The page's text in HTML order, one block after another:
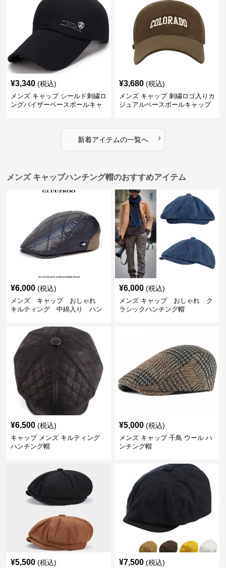
¥3,340 (税込)
メンズ キャップ シールド刺繍ロ
ングバイザーベースボールキャ
¥3,680 (税込)
メンズ キャップ 刺繍ロゴ入りカ
ジュアルベースボールキャップ
新着アイテムの一覧へ ›
メンズ キャップハンチング帽のおすすめアイテム
¥6,000 (税込)
メンズ キャップ おしゃれ
キルティング 中綿入り ハン
¥6,000 (税込)
メンズ キャップ おしゃれ ク
ラシックハンチング帽
¥6,500 (税込)
キャップ メンズ キルティング
ハンチング帽
¥5,000 (税込)
メンズ キャップ 千鳥 ウール ハ
ンチング帽
¥5,500 (税込) ¥7,500 (税込)